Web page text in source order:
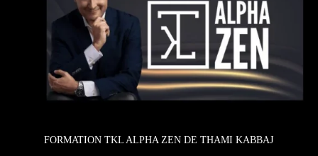
FORMATION TKL ALPHA ZEN DE THAMI KABBAJ